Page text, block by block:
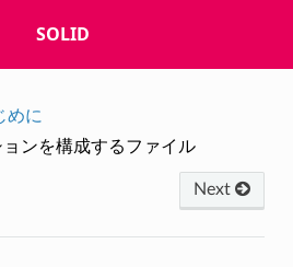
SOLID
めに
ンを構成するファイル
Next